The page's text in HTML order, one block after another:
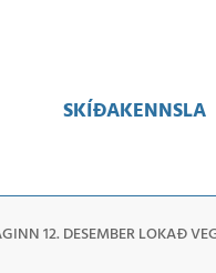
SKÍÐAKENNSLA
Leita
12. DESEMBER LOKAÐ